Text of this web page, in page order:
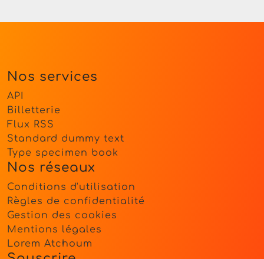
Nos services
API
Billetterie
Flux RSS
Standard dummy text
Type specimen book
Nos réseaux
Conditions d'utilisation
Règles de confidentialité
Gestion des cookies
Mentions légales
Lorem Atchoum